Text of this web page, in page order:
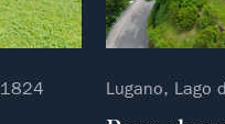
Lugano, Lago